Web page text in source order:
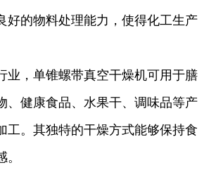
好的物料处理能力，使得化工生产
业，单锥螺带真空干燥机可用于膳
、健康食品、水果干、调味品等产
工。其独特的干燥方式能够保持食